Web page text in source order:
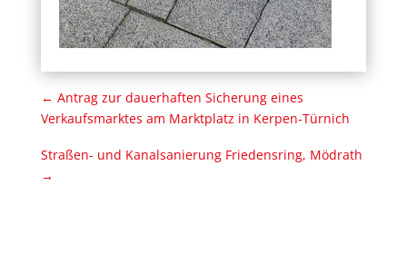
← Antrag zur dauerhaften Sicherung eines
Verkaufsmarktes am Marktplatz in Kerpen-Türnich
Straßen- und Kanalsanierung Friedensring, Mödrath
→